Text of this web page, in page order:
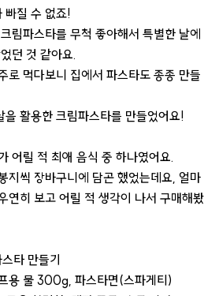
빠질 수 없죠!
림파스타를 무척 좋아해서 특별한 날에
던 것 같아요.
로 먹다보니 집에서 파스타도 종종 만들
활용한 크림파스타를 만들었어요!
어릴 적 최애 음식 중 하나였어요.
지씩 장바구니에 담곤 했었는데요, 얼마
연히 보고 어릴 적 생각이 나서 구매해봤
타 만들기
용 물 300g, 파스타면(스파게티)